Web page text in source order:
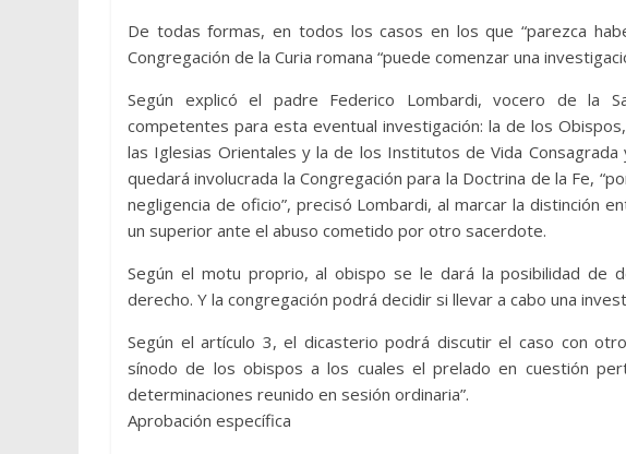
De todas formas, en todos los casos en los que “parezca
Congregación de la Curia romana “puede comenzar una
Según explicó el padre Federico Lombardi, vocero de la
competentes para esta eventual investigación: la de los
las Iglesias Orientales y la de los Institutos de Vida Consagrada
quedará involucrada la Congregación para la Doctrina de la Fe,
negligencia de oficio”, precisó Lombardi, al marcar la distinción
un superior ante el abuso cometido por otro sacerdote.
Según el motu proprio, al obispo se le dará la posibilidad de
derecho. Y la congregación podrá decidir si llevar a cabo una
Según el artículo 3, el dicasterio podrá discutir el caso con
sínodo de los obispos a los cuales el prelado en cuestión
determinaciones reunido en sesión ordinaria”.
Aprobación específica